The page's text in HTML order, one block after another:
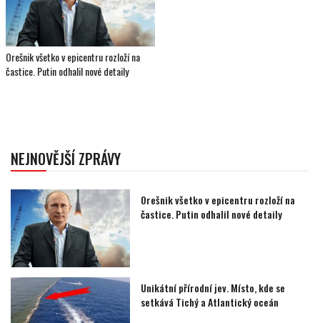
Orešnik všetko v epicentru rozloží na
častice. Putin odhalil nové detaily
NEJNOVĚJŠÍ ZPRÁVY
Orešnik všetko v epicentru rozloží na
častice. Putin odhalil nové detaily
Unikátní přírodní jev. Místo, kde se
setkává Tichý a Atlantický oceán